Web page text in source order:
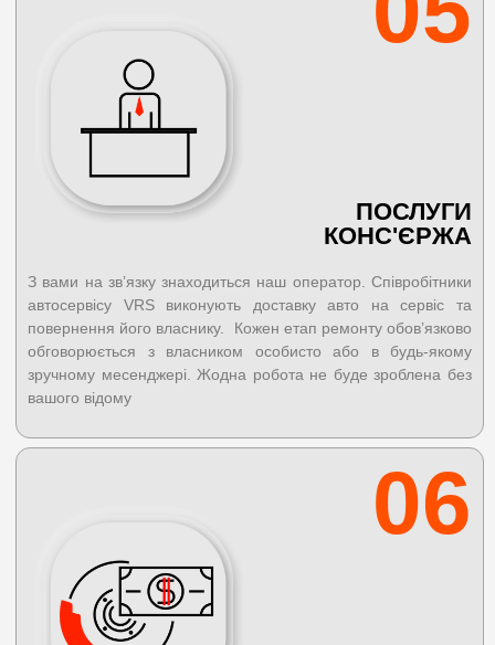
ПОСЛУГИ
КОНС'ЄРЖА
З вами на зв’язку знаходиться наш оператор. Співробітники
автосервісу VRS виконують доставку авто на сервіс та
повернення його власнику.
Кожен етап ремонту обов’язково
обговорюється з власником особисто або в будь-якому
зручному месенджері. Жодна робота не буде зроблена без
вашого відому
06